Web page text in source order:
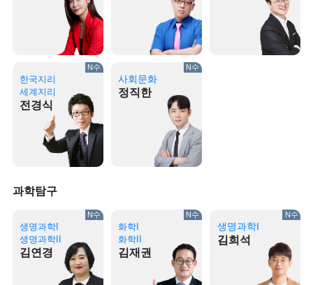
한국지리
세계지리
전경식
N수
사회문화
정직한
N수
과학탐구
생명과학I
생명과학II
김연경
N수
화학I
화학II
김재권
N수
생명과학I
김희석
N수